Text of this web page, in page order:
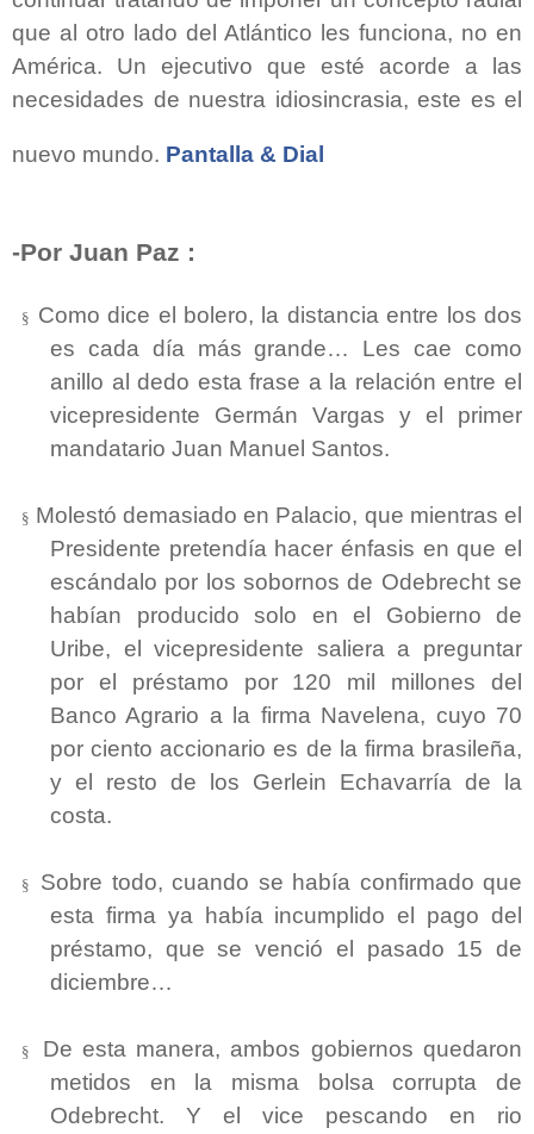
que al otro lado del Atlántico les funciona, no en
América. Un ejecutivo que esté acorde a las
necesidades de nuestra idiosincrasia, este es el
nuevo mundo. Pantalla & Dial
-Por Juan Paz :
§ Como dice el bolero, la distancia entre los dos
es cada día más grande… Les cae como
anillo al dedo esta frase a la relación entre el
vicepresidente Germán Vargas y el primer
mandatario Juan Manuel Santos.
§ Molestó demasiado en Palacio, que mientras el
Presidente pretendía hacer énfasis en que el
escándalo por los sobornos de Odebrecht se
habían producido solo en el Gobierno de
Uribe, el vicepresidente saliera a preguntar
por el préstamo por 120 mil millones del
Banco Agrario a la firma Navelena, cuyo 70
por ciento accionario es de la firma brasileña,
y el resto de los Gerlein Echavarría de la
costa.
§
Sobre todo, cuando se había confirmado que
esta firma ya había incumplido el pago del
préstamo, que se venció el pasado 15 de
diciembre…
§
De esta manera, ambos gobiernos quedaron
metidos en la misma bolsa corrupta de
Odebrecht. Y el vice pescando en rio